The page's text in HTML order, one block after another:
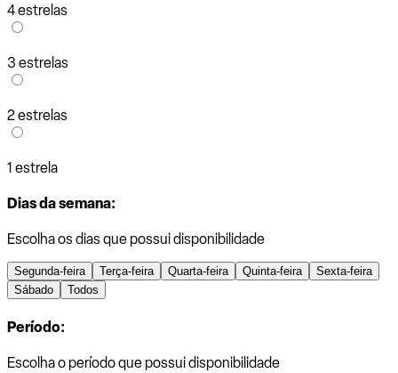
4 estrelas
3 estrelas
2 estrelas
1 estrela
Dias da semana:
Escolha os dias que possui disponibilidade
Segunda-feira Terça-feira Quarta-feira Quinta-feira
Sexta-feira
Sábado
Todos
Período:
Escolha o período que possui disponibilidade